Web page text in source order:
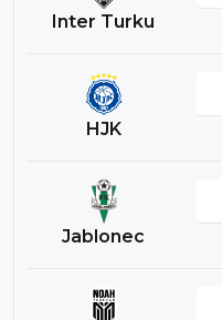
Inter Turku
HJK
Jablonec